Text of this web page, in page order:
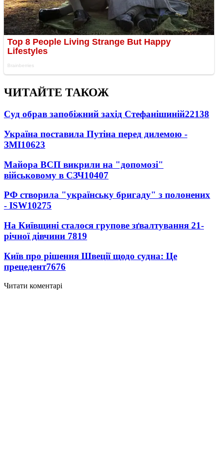
ЧИТАЙТЕ ТАКОЖ
Суд обрав запобіжний захід Стефанішиній22138
Україна поставила Путіна перед дилемою -
ЗМІ10623
Майора ВСП викрили на "допомозі"
військовому в СЗЧ10407
РФ створила "українську бригаду" з полонених
- ISW10275
На Київщині сталося групове зґвалтування 21-
річної дівчини 7819
Київ про рішення Швеції щодо судна: Це
прецедент7676
Читати коментарі